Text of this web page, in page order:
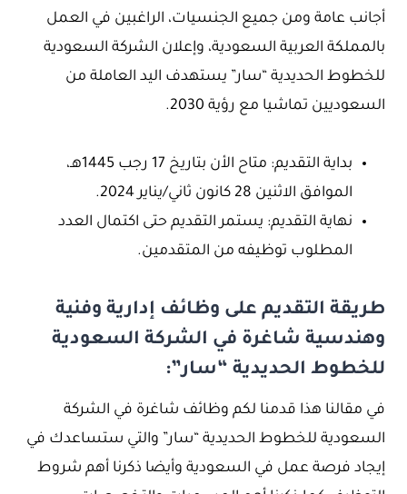
أجانب عامة ومن جميع الجنسيات، الراغبين في العمل
بالمملكة العربية السعودية، وإعلان الشركة السعودية
للخطوط الحديدية “سار” يستهدف اليد العاملة من
السعوديين تماشيا مع رؤية 2030.
بداية التقديم: متاح الأن بتاريخ 17 رجب 1445هـ،
الموافق الاثنين 28 كانون ثاني/يناير 2024.
نهاية التقديم: يستمر التقديم حتى اكتمال العدد
المطلوب توظيفه من المتقدمين.
طريقة التقديم على وظائف إدارية وفنية
وهندسية شاغرة في الشركة السعودية
للخطوط الحديدية “سار”:
في مقالنا هذا قدمنا لكم وظائف شاغرة في الشركة
السعودية للخطوط الحديدية “سار” والتي ستساعدك في
إيجاد فرصة عمل في السعودية وأيضا ذكرنا أهم شروط